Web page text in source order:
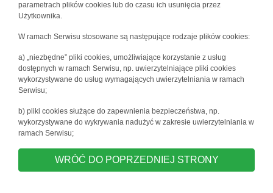
parametrach plików cookies lub do czasu ich usunięcia przez
Użytkownika.
W ramach Serwisu stosowane są następujące rodzaje plików cookies:
a) „niezbędne” pliki cookies, umożliwiające korzystanie z usług
dostępnych w ramach Serwisu, np. uwierzytelniające pliki cookies
wykorzystywane do usług wymagających uwierzytelniania w ramach
Serwisu;
b) pliki cookies służące do zapewnienia bezpieczeństwa, np.
wykorzystywane do wykrywania nadużyć w zakresie uwierzytelniania w
ramach Serwisu;
WRÓĆ DO POPRZEDNIEJ STRONY